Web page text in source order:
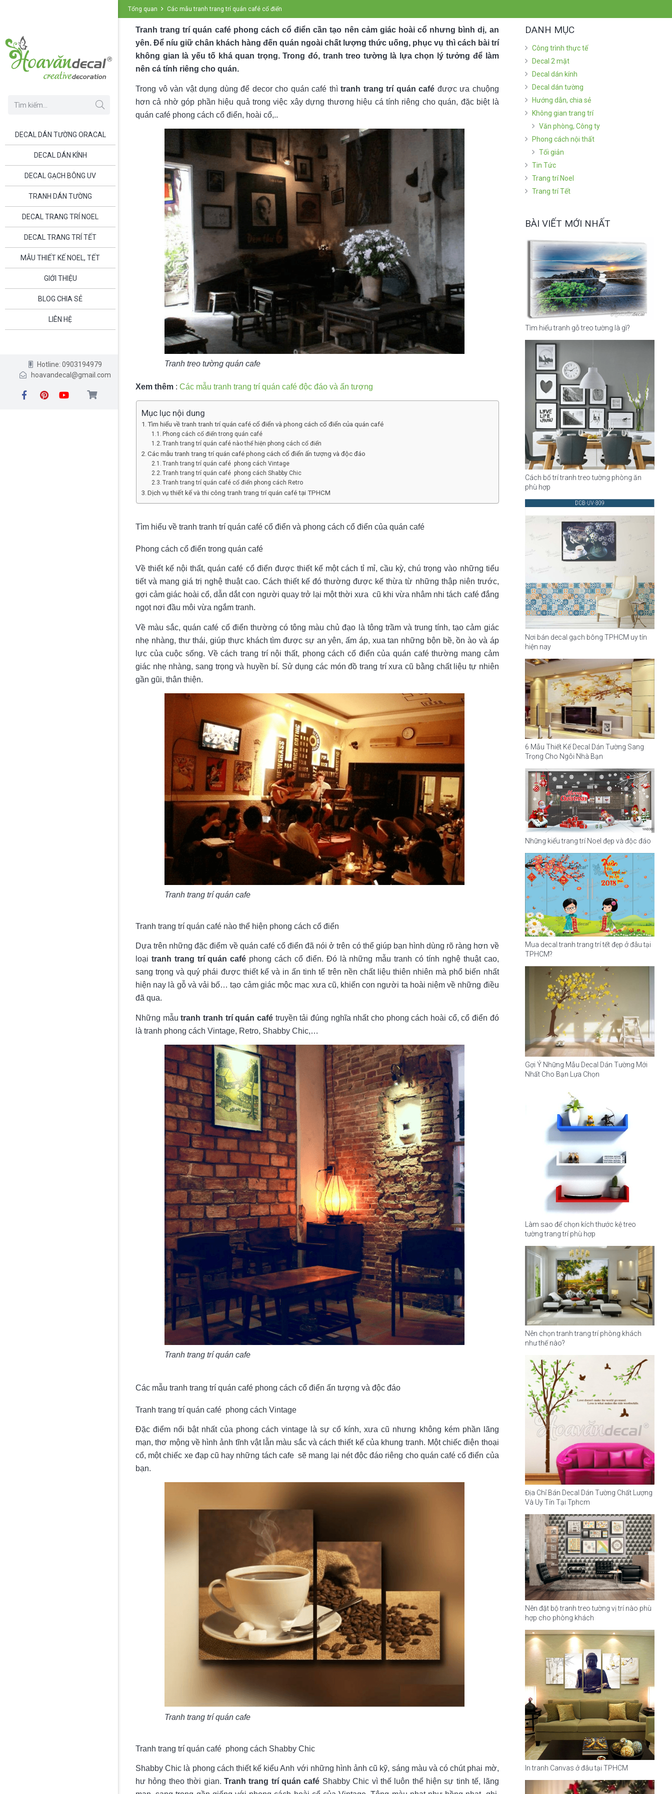
DECAL DÁN TƯỜNG ORACAL
DECAL DÁN KÍNH
DECAL GẠCH BÔNG UV
TRANH DÁN TƯỜNG
DECAL TRANG TRÍ NOEL
DECAL TRANG TRÍ TẾT
MẪU THIẾT KẾ NOEL, TẾT
GIỚI THIỆU
BLOG CHIA SẺ
LIÊN HỆ
Hotline: 0903194979
hoavandecal@gmail.com
Tổng quan Các mẫu tranh trang trí quán café cổ điển
Tranh trang trí quán café phong cách cổ điển cần tạo nên cảm giác hoài cổ nhưng bình dị, an
yên. Để níu giữ chân khách hàng đến quán ngoài chất lượng thức uống, phục vụ thì cách bài trí
không gian là yếu tố khá quan trọng. Trong đó, tranh treo tường là lựa chọn lý tưởng để làm
nên cá tính riêng cho quán.
Trong vô vàn vật dụng dùng để decor cho quán café thìtranh trang trí quán café được ưa chuộng
hơn cả nhờ góp phần hiệu quả trong việc xây dựng thương hiệu cá tính riêng cho quán, đặc biệt là
quán café phong cách cổ điển, hoài cổ,..
Tranh treo tường quán cafe
Xem thêm : Các mẫu tranh trang trí quán café độc đáo và ấn tượng
Mục lục nội dung
Tìm hiểu về tranh tranh trí quán café cổ điển và phong cách cổ điển của quán café
Phong cách cổ điển trong quán café
Tranh trang trí quán café nào thể hiện phong cách cổ điển
Các mẫu tranh trang trí quán café phong cách cổ điển ấn tượng và độc đáo
Tranh trang trí quán café phong cách Vintage
Tranh trang trí quán café phong cách Shabby Chic
Tranh trang trí quán café cổ điển phong cách Retro
Dịch vụ thiết kế và thi công tranh trang trí quán café tại TPHCM
Tìm hiểu về tranh tranh trí quán café cổ điển và phong cách cổ điển của quán café
Phong cách cổ điển trong quán café
Về thiết kế nội thất, quán café cổ điển được thiết kế một cách tỉ mỉ, cầu kỳ, chú trọng vào những tiểu
tiết và mang giá trị nghệ thuật cao. Cách thiết kế đó thường được kế thừa từ những thập niên trước,
gợi cảm giác hoài cổ, dẫn dắt con người quay trở lại một thời xưa cũ khi vừa nhâm nhi tách café đắng
ngọt nơi đầu môi vừa ngắm tranh.
Về màu sắc, quán café cổ điển thường có tông màu chủ đạo là tông trầm và trung tính, tạo cảm giác
nhẹ nhàng, thư thái, giúp thực khách tìm được sự an yên, ấm áp, xua tan những bộn bề, ồn ào và áp
lực của cuộc sống. Về cách trang trí nội thất, phong cách cổ điển của quán café thường mang cảm
giác nhẹ nhàng, sang trọng và huyền bí. Sử dụng các món đồ trang trí xưa cũ bằng chất liệu tự nhiên
gần gũi, thân thiện.
Tranh trang trí quán cafe
Tranh trang trí quán café nào thể hiện phong cách cổ điển
Dựa trên những đặc điểm về quán café cổ điển đã nói ở trên có thể giúp bạn hình dùng rõ ràng hơn về
loại tranh trang trí quán café phong cách cổ điển. Đó là những mẫu tranh có tính nghệ thuật cao,
sang trọng và quý phái được thiết kế và in ấn tinh tế trên nền chất liệu thiên nhiên mà phổ biến nhất
hiện nay là gỗ và vải bố… tạo cảm giác mộc mạc xưa cũ, khiến con người ta hoài niệm về những điều
đã qua.
Những mẫutranh tranh trí quán cafétruyền tải đúng nghĩa nhất cho phong cách hoài cổ, cổ điển đó
là tranh phong cách Vintage, Retro, Shabby Chic,…
Tranh trang trí quán cafe
Các mẫu tranh trang trí quán café phong cách cổ điển ấn tượng và độc đáo
Tranh trang trí quán café phong cách Vintage
Đặc điểm nổi bật nhất của phong cách vintage là sự cổ kính, xưa cũ nhưng không kém phần lãng
mạn, thơ mộng về hình ảnh tĩnh vật lẫn màu sắc và cách thiết kế của khung tranh. Một chiếc điện thoại
cổ, một chiếc xe đạp cũ hay những tách cafe sẽ mang lại nét độc đáo riêng cho quán café cổ điển của
bạn.
Tranh trang trí quán cafe
Tranh trang trí quán café phong cách Shabby Chic
Shabby Chic là phong cách thiết kế kiểu Anh với những hình ảnh cũ kỹ, sáng màu và có chút phai mờ,
hư hỏng theo thời gian. Tranh trang trí quán café Shabby Chic vì thế luôn thể hiện sự tinh tế, lãng
DANH MỤC
Công trình thực tế
Decal 2 mặt
Decal dán kính
Decal dán tường
Hướng dẫn, chia sẻ
Không gian trang trí
Văn phòng, Công ty
Phong cách nội thất
Tối giản
Tin Tức
Trang trí Noel
Trang trí Tết
BÀI VIẾT MỚI NHẤT
Tìm hiểu tranh gỗ treo tường là gì?
Cách bố trí tranh treo tường phòng ăn
phù hợp
Nơi bán decal gạch bông TPHCM uy tín
hiện nay
6 Mẫu Thiết Kế Decal Dán Tường Sang
Trọng Cho Ngôi Nhà Bạn
Những kiểu trang trí Noel đẹp và độc đáo
Mua decal tranh trang trí tết đẹp ở đâu tại
TPHCM?
Gợi Ý Những Mẫu Decal Dán Tường Mới
Nhất Cho Bạn Lựa Chọn
Làm sao để chọn kích thước kệ treo
tường trang trí phù hợp
Nên chọn tranh trang trí phòng khách
như thế nào?
Địa Chỉ Bán Decal Dán Tường Chất Lượng
Và Uy Tín Tại Tphcm
Nên đặt bộ tranh treo tường vị trí nào phù
hợp cho phòng khách
In tranh Canvas ở đâu tại TPHCM